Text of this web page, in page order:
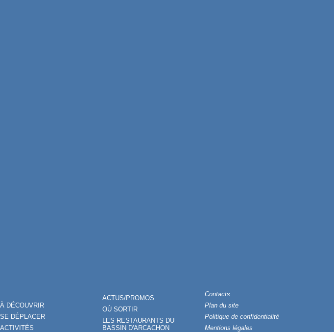
À DÉCOUVRIR
SE DÉPLACER
ACTIVITÉS
ACTUS/PROMOS
OÙ SORTIR
LES RESTAURANTS DU
BASSIN D'ARCACHON
Contacts
Plan du site
Politique de confidentialité
Mentions légales